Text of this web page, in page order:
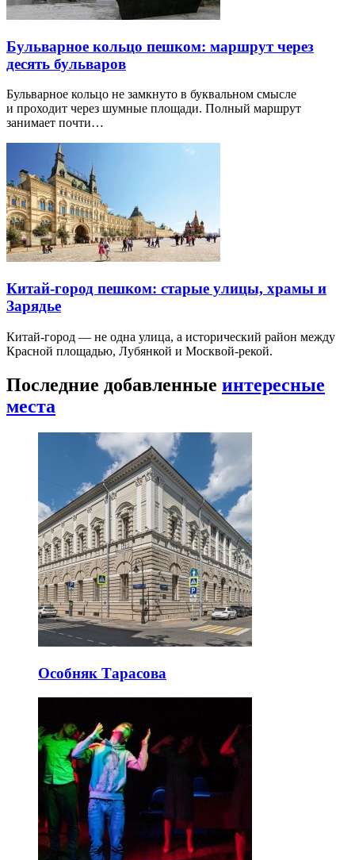
Бульварное кольцо пешком: маршрут через
десять бульваров
Бульварное кольцо не замкнуто в буквальном смысле
и проходит через шумные площади. Полный маршрут
занимает почти…
Китай-город пешком: старые улицы, храмы и
Зарядье
Китай-город — не одна улица, а исторический район между
Красной площадью, Лубянкой и Москвой-рекой.
Последние добавленные интересные
места
Особняк Тарасова